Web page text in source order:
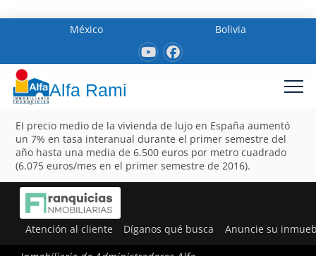
México Bolivia
Alfa Rami
EI precio medio de la vivienda de lujo en España aumentó
un 7% en tasa interanual durante el primer semestre del
año hasta una media de 6.500 euros por metro cuadrado
(6.075 euros/mes en el primer semestre de 2016).
Atención al cliente Díganos qué busca Anuncie su